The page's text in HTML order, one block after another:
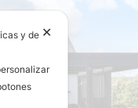
Orienta
✕
y de